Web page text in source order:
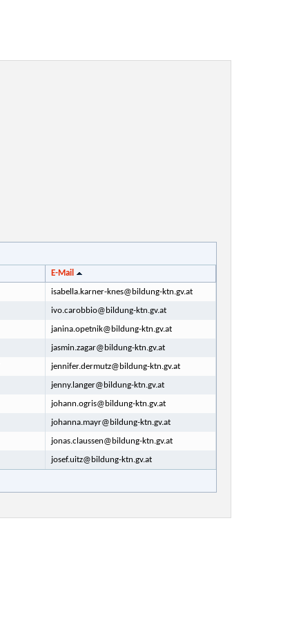
E-Mail
isabella.karner-knes@bildung-ktn.gv.at
ivo.carobbio@bildung-ktn.gv.at
janina.opetnik@bildung-ktn.gv.at
jasmin.zagar@bildung-ktn.gv.at
jennifer.dermutz@bildung-ktn.gv.at
jenny.langer@bildung-ktn.gv.at
johann.ogris@bildung-ktn.gv.at
johanna.mayr@bildung-ktn.gv.at
jonas.claussen@bildung-ktn.gv.at
josef.uitz@bildung-ktn.gv.at